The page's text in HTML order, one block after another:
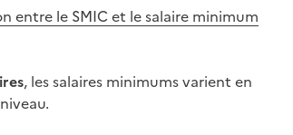
entre le SMIC et le salaire minimum
, les salaires minimums varient en